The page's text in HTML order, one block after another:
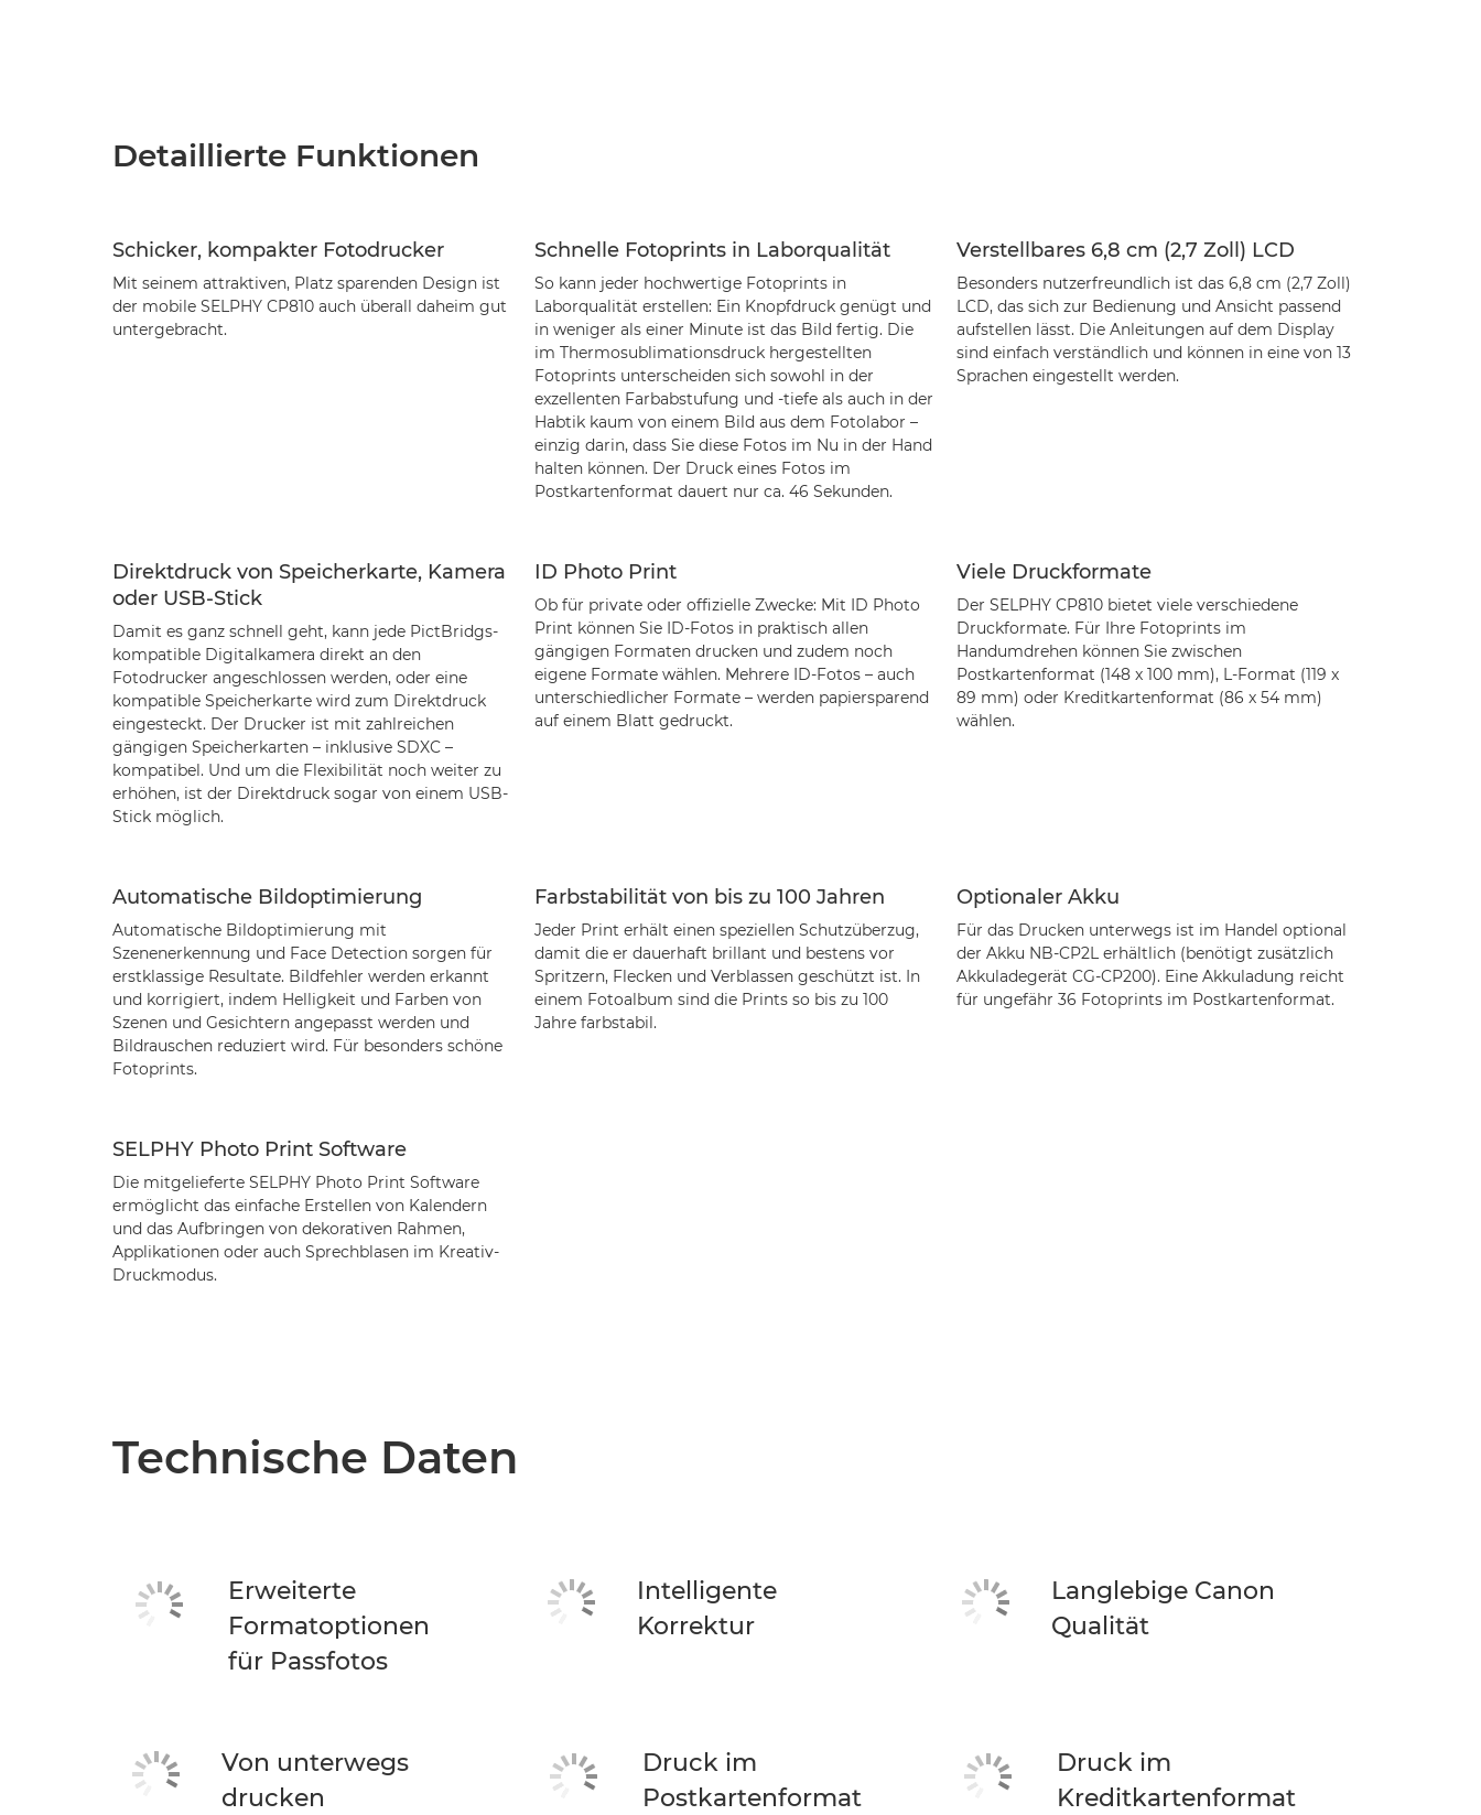
Detaillierte Funktionen
Schicker, kompakter Fotodrucker
Mit seinem attraktiven, Platz sparenden Design ist
der mobile SELPHY CP810 auch überall daheim gut
untergebracht.
Schnelle Fotoprints in Laborqualität
So kann jeder hochwertige Fotoprints in
Laborqualität erstellen: Ein Knopfdruck genügt und
in weniger als einer Minute ist das Bild fertig. Die
im Thermosublimationsdruck hergestellten
Fotoprints unterscheiden sich sowohl in der
exzellenten Farbabstufung und -tiefe als auch in der
Habtik kaum von einem Bild aus dem Fotolabor –
einzig darin, dass Sie diese Fotos im Nu in der Hand
halten können. Der Druck eines Fotos im
Postkartenformat dauert nur ca. 46 Sekunden.
Verstellbares 6,8 cm (2,7 Zoll) LCD
Besonders nutzerfreundlich ist das 6,8 cm (2,7 Zoll)
LCD, das sich zur Bedienung und Ansicht passend
aufstellen lässt. Die Anleitungen auf dem Display
sind einfach verständlich und können in eine von 13
Sprachen eingestellt werden.
Direktdruck von Speicherkarte, Kamera
oder USB-Stick
Damit es ganz schnell geht, kann jede PictBridgs-
kompatible Digitalkamera direkt an den
Fotodrucker angeschlossen werden, oder eine
kompatible Speicherkarte wird zum Direktdruck
eingesteckt. Der Drucker ist mit zahlreichen
gängigen Speicherkarten – inklusive SDXC –
kompatibel. Und um die Flexibilität noch weiter zu
erhöhen, ist der Direktdruck sogar von einem USB-
Stick möglich.
ID Photo Print
Ob für private oder offizielle Zwecke: Mit ID Photo
Print können Sie ID-Fotos in praktisch allen
gängigen Formaten drucken und zudem noch
eigene Formate wählen. Mehrere ID-Fotos – auch
unterschiedlicher Formate – werden papiersparend
auf einem Blatt gedruckt.
Viele Druckformate
Der SELPHY CP810 bietet viele verschiedene
Druckformate. Für Ihre Fotoprints im
Handumdrehen können Sie zwischen
Postkartenformat (148 x 100 mm), L-Format (119 x
89 mm) oder Kreditkartenformat (86 x 54 mm)
wählen.
Automatische Bildoptimierung
Automatische Bildoptimierung mit
Szenenerkennung und Face Detection sorgen für
erstklassige Resultate. Bildfehler werden erkannt
und korrigiert, indem Helligkeit und Farben von
Szenen und Gesichtern angepasst werden und
Bildrauschen reduziert wird. Für besonders schöne
Fotoprints.
Farbstabilität von bis zu 100 Jahren
Jeder Print erhält einen speziellen Schutzüberzug,
damit die er dauerhaft brillant und bestens vor
Spritzern, Flecken und Verblassen geschützt ist. In
einem Fotoalbum sind die Prints so bis zu 100
Jahre farbstabil.
Optionaler Akku
Für das Drucken unterwegs ist im Handel optional
der Akku NB-CP2L erhältlich (benötigt zusätzlich
Akkuladegerät CG-CP200). Eine Akkuladung reicht
für ungefähr 36 Fotoprints im Postkartenformat.
SELPHY Photo Print Software
Die mitgelieferte SELPHY Photo Print Software
ermöglicht das einfache Erstellen von Kalendern
und das Aufbringen von dekorativen Rahmen,
Applikationen oder auch Sprechblasen im Kreativ-
Druckmodus.
Technische Daten
Erweiterte
Formatoptionen
für Passfotos
Intelligente
Korrektur
Langlebige Canon
Qualität
Von unterwegs
drucken
Druck im
Postkartenformat
Druck im
Kreditkartenformat